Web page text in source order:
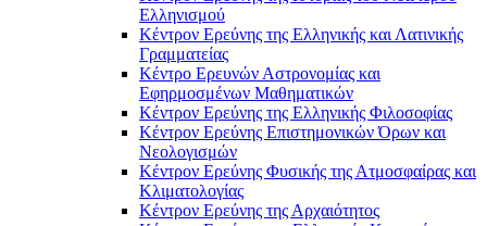
Ελληνισμού
Κέντρον Ερεύνης της Ελληνικής και Λατινικής
Γραμματείας
Κέντρο Ερευνών Αστρονομίας και
Εφηρμοσμένων Μαθηματικών
Κέντρον Ερεύνης της Ελληνικής Φιλοσοφίας
Κέντρον Ερεύνης Επιστημονικών Όρων και
Νεολογισμών
Κέντρον Ερεύνης Φυσικής της Ατμοσφαίρας και
Κλιματολογίας
Κέντρον Ερεύνης της Αρχαιότητος